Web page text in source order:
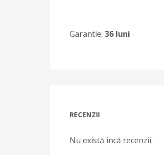
Garantie: 36 luni
RECENZII
Nu există încă recenzii.